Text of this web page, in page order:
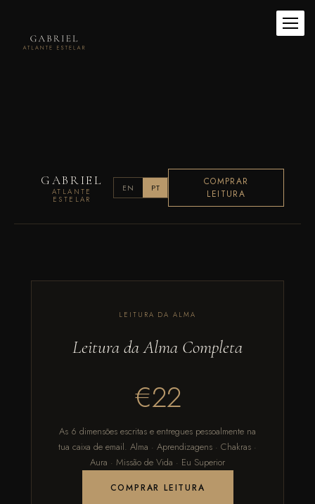
GABRIEL
ATLANTE
ESTELAR
EN PT
COMPRAR
LEITURA
LEITURA DA ALMA
Leitura da Alma Completa
€22
As 6 dimensões escritas e entregues pessoalmente na
tua caixa de email. Alma · Aprendizagens · Chakras ·
Aura · Missão de Vida · Eu Superior
COMPRAR LEITURA